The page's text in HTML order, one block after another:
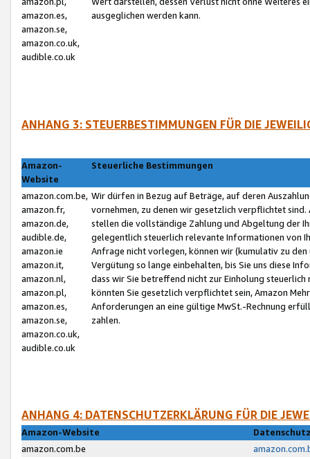
amazon.es,
amazon.se,
amazon.co.uk,
audible.co.uk
ausgeglichen werden kann.
ANHANG 3: STEUERBESTIMMUNGEN FÜR DIE
Amazon-
Website
Steuerliche Bestimmungen
amazon.com.be,
amazon.fr,
amazon.de,
audible.de,
amazon.ie
amazon.it,
amazon.nl,
amazon.pl,
amazon.es,
amazon.se,
amazon.co.uk,
audible.co.uk
Wir dürfen in Bezug auf Beträge, auf deren
vornehmen, zu denen wir gesetzlich verpflichtet
stellen die vollständige Zahlung und Abgeltung der
gelegentlich steuerlich relevante Informationen von
Anfrage nicht vorlegen, können wir (kumulativ zu
Vergütung so lange einbehalten, bis Sie uns diese
dass wir Sie betreffend nicht zur Einholung
könnten Sie gesetzlich verpflichtet sein, Amazon
Anforderungen an eine gültige MwSt.-Rechnung
zahlen.
ANHANG 4: DATENSCHUTZERKLÄRUNG FÜR DIE
Amazon-Website
amazon.com.be